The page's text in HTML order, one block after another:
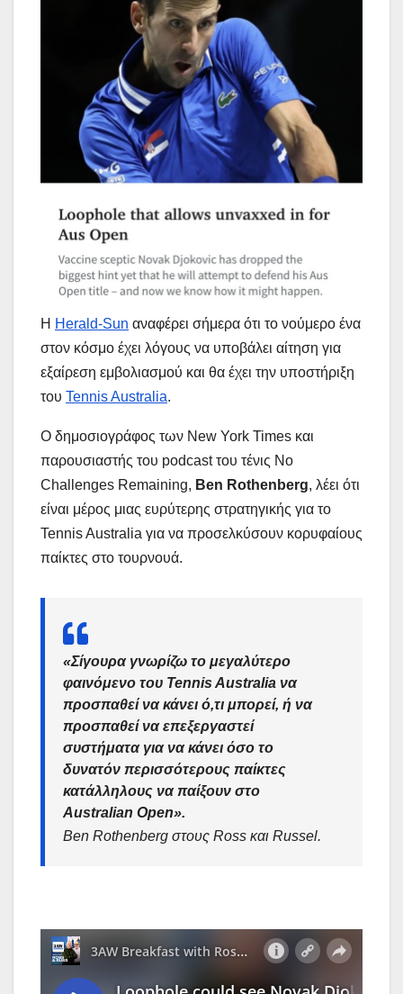
Η Herald-Sun αναφέρει σήμερα ότι το νούμερο ένα
στον κόσμο έχει λόγους να υποβάλει αίτηση για
εξαίρεση εμβολιασμού και θα έχει την υποστήριξη
του Tennis Australia.
Ο δημοσιογράφος των New York Times και
παρουσιαστής του podcast του τένις No
Challenges Remaining, Ben Rothenberg, λέει ότι
είναι μέρος μιας ευρύτερης στρατηγικής για το
Tennis Australia για να προσελκύσουν κορυφαίους
παίκτες στο τουρνουά.
«Σίγουρα γνωρίζω το μεγαλύτερο
φαινόμενο του Tennis Australia να
προσπαθεί να κάνει ό,τι μπορεί, ή να
προσπαθεί να επεξεργαστεί
συστήματα για να κάνει όσο το
δυνατόν περισσότερους παίκτες
κατάλληλους να παίξουν στο
Australian Open».
Ben Rothenberg στους Ross και Russel.